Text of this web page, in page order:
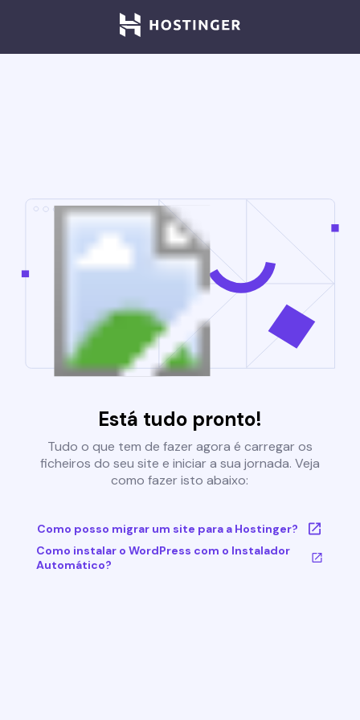
Está tudo pronto!
Tudo o que tem de fazer agora é carregar os
ficheiros do seu site e iniciar a sua jornada. Veja
como fazer isto abaixo:
Como posso migrar um site para a Hostinger?
Como instalar o WordPress com o Instalador
Automático?